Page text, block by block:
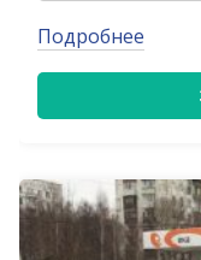
Подробнее